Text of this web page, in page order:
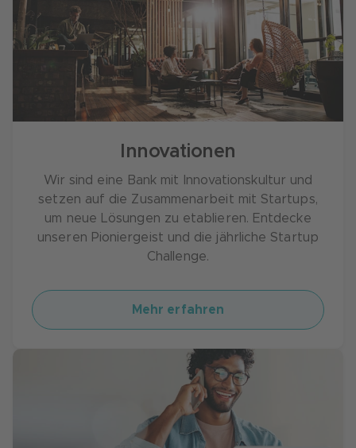
Innovationen
Wir sind eine Bank mit Innovationskultur und
setzen auf die Zusammenarbeit mit Startups,
um neue Lösungen zu etablieren. Entdecke
unseren Pioniergeist und die jährliche Startup
Challenge.
Mehr erfahren